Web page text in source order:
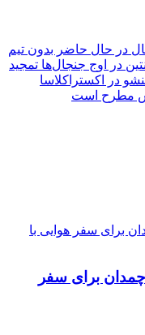
در حال حاضر بدون تیم
در اوج جنجال‌ها تمجید
در اکستراکلاسا
مطرح است
چمدان برای سفر